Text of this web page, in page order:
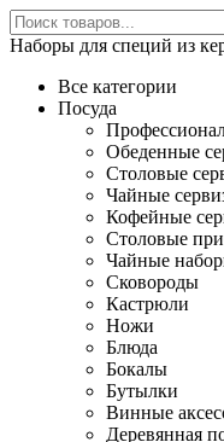
Наборы для специй из
Все категории
Посуда
Обеденные
Столовые
Чайные
Кофейные
Столовые
Чайные
Сковороды
Кастрюли
Ножи
Блюда
Бокалы
Бутылки
Винные
Деревянная